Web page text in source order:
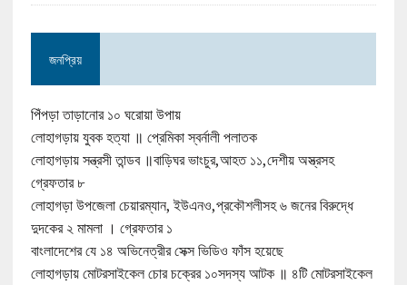
জনপ্রিয়
পিঁপড়া তাড়ানোর ১০ ঘরোয়া উপায়
লোহাগড়ায় যুবক হত্যা ॥ প্রেমিকা স্বর্নালী পলাতক
লোহাগড়ায় সন্ত্রসী তান্ডব ॥বাড়িঘর ভাংচুর,আহত ১১,দেশীয় অস্ত্রসহ
গ্রেফতার ৮
লোহাগড়া উপজেলা চেয়ারম্যান, ইউএনও,প্রকৌশলীসহ ৬ জনের বিরুদ্ধে
দুদকের ২ মামলা । গ্রেফতার ১
বাংলাদেশের যে ১৪ অভিনেত্রীর সেক্স ভিডিও ফাঁস হয়েছে
লোহাগড়ায় মোটরসাইকেল চোর চক্রের ১০সদস্য আটক ॥ ৪টি মোটরসাইকেল